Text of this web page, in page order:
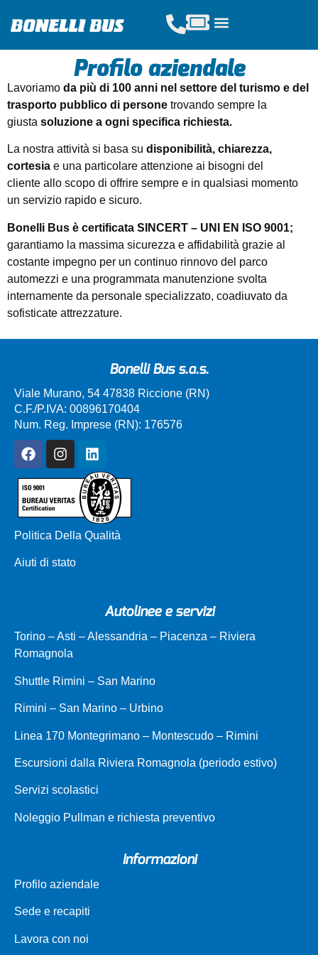
Profilo aziendale
Lavoriamo da più di 100 anni nel settore del turismo e del
trasporto pubblico di persone trovando sempre la
giusta soluzione a ogni specifica richiesta.
La nostra attività si basa su disponibilità, chiarezza,
cortesia e una particolare attenzione ai bisogni del
cliente allo scopo di offrire sempre e in qualsiasi momento
un servizio rapido e sicuro.
Bonelli Bus è certificata SINCERT – UNI EN ISO 9001;
garantiamo la massima sicurezza e affidabilità grazie al
costante impegno per un continuo rinnovo del parco
automezzi e una programmata manutenzione svolta
internamente da personale specializzato, coadiuvato da
sofisticate attrezzature.
Bonelli Bus s.a.s.
Viale Murano, 54 47838 Riccione (RN)
C.F./P.IVA: 00896170404
Num. Reg. Imprese (RN): 176576
Politica Della Qualità
Aiuti di stato
Autolinee e servizi
Torino – Asti – Alessandria – Piacenza – Riviera
Romagnola
Shuttle Rimini – San Marino
Rimini – San Marino – Urbino
Linea 170 Montegrimano – Montescudo – Rimini
Escursioni dalla Riviera Romagnola (periodo estivo)
Servizi scolastici
Noleggio Pullman e richiesta preventivo
Informazioni
Profilo aziendale
Sede e recapiti
Lavora con noi